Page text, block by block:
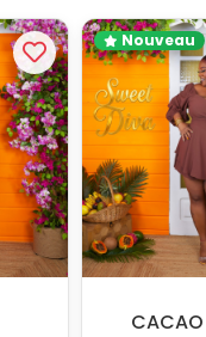
Nouveau
CACAO